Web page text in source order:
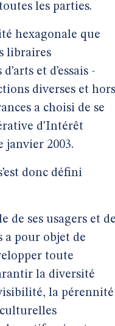
les parties.
hexagonale que
libraires
et d’essais -
diverses et hors
a choisi de se
d’Intérêt
janvier 2003.
donc défini
de ses usagers et
a pour objet de
toute
la diversité
la pérennité